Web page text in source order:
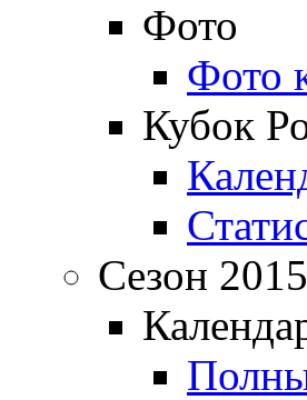
Фото
Фото
Кубок
Сезон